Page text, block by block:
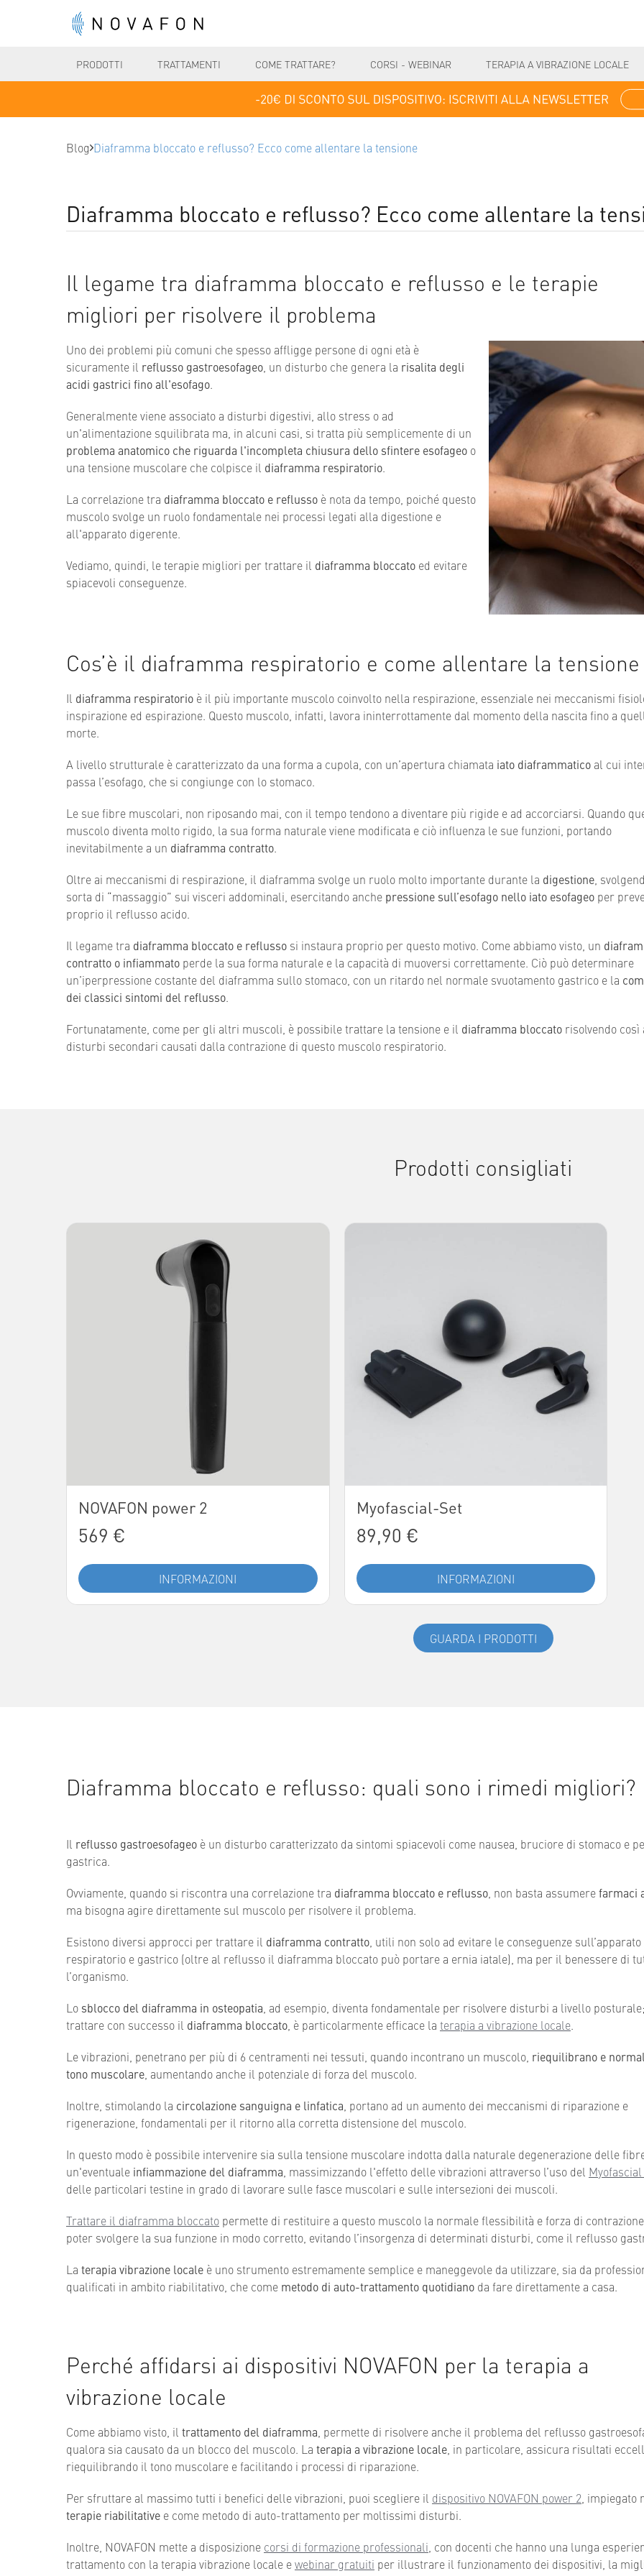
PRODOTTI TRATTAMENTI COME TRATTARE? CORSI - WEBINAR TERAPIA A VIBRAZIONE LOCALE
Blog Diaframma bloccato e reflusso? Ecco come allentare la tensione
Diaframma bloccato e reflusso? Ecco come allentare la
Il legame tra diaframma bloccato e reflusso e le terapie
migliori per risolvere il problema
Uno dei problemi più comuni che spesso affligge persone di ogni età è
sicuramente il reflusso gastroesofageo , un disturbo che genera la risalita degli
acidi gastrici fino all'esofago
Generalmente viene associato a disturbi digestivi, allo stress o ad
un'alimentazione squilibrata ma, in alcuni casi, si tratta più semplicemente di un
problema anatomico che riguarda l'incompleta chiusura dello sfintere esofageo o
una tensione muscolare che colpisce il diaframma respiratorio
La correlazione tra diaframma bloccato e reflusso è nota da tempo, poiché questo
muscolo svolge un ruolo fondamentale nei processi legati alla digestione e
all'apparato digerente.
Vediamo, quindi, le terapie migliori per trattare il diaframma bloccato ed evitare
spiacevoli conseguenze.
Cos’è il diaframma respiratorio e come allentare la tensione
Il diaframma respiratorio è il più importante muscolo coinvolto nella respirazione, essenziale nei meccanismi
inspirazione ed espirazione. Questo muscolo, infatti, lavora ininterrottamente dal momento della nascita fino a
morte.
A livello strutturale è caratterizzato da una forma a cupola, con un’apertura chiamata iato diaframmatico al cui
passa l’esofago, che si congiunge con lo stomaco.
Le sue fibre muscolari, non riposando mai, con il tempo tendono a diventare più rigide e ad accorciarsi. Quando
muscolo diventa molto rigido, la sua forma naturale viene modificata e ciò influenza le sue funzioni, portando
inevitabilmente a un diaframma contratto
Oltre ai meccanismi di respirazione, il diaframma svolge un ruolo molto importante durante la digestione ,
sorta di “massaggio” sui visceri addominali, esercitando anche pressione sull’esofago nello iato esofageo per
proprio il reflusso acido.
Il legame tra diaframma bloccato e reflusso si instaura proprio per questo motivo. Come abbiamo visto, un
contratto o infiammato perde la sua forma naturale e la capacità di muoversi correttamente. Ciò può determinare
un’iperpressione costante del diaframma sullo stomaco, con un ritardo nel normale svuotamento gastrico e la
dei classici sintomi del reflusso
Fortunatamente, come per gli altri muscoli, è possibile trattare la tensione e il diaframma bloccato risolvendo così
disturbi secondari causati dalla contrazione di questo muscolo respiratorio.
Prodotti consigliati
NOVAFON power 2
569 €
INFORMAZIONI
Myofascial-Set
89,90 €
INFORMAZIONI
GUARDA I PRODOTTI
Diaframma bloccato e reflusso: quali sono i rimedi migliori?
Il reflusso gastroesofageo è un disturbo caratterizzato da sintomi spiacevoli come nausea, bruciore di stomaco e
gastrica.
Ovviamente, quando si riscontra una correlazione tra diaframma bloccato e reflusso , non basta assumerefarmaci
ma bisogna agire direttamente sul muscolo per risolvere il problema.
Esistono diversi approcci per trattare il diaframma contratto , utili non solo ad evitare le conseguenze sull’apparato
respiratorio e gastrico (oltre al reflusso il diaframma bloccato può portare a ernia iatale), ma per il benessere di
l’organismo.
Lo sblocco del diaframma in osteopatia , ad esempio, diventa fondamentale per risolvere disturbi a livello
trattare con successo il diaframma bloccato , è particolarmente efficace la terapia a vibrazione locale
Le vibrazioni, penetrano per più di 6 centramenti nei tessuti, quando incontrano un muscolo, riequilibrano e
tono muscolare , aumentando anche il potenziale di forza del muscolo.
Inoltre, stimolando la circolazione sanguigna e linfatica , portano ad un aumento dei meccanismi di riparazione e
rigenerazione, fondamentali per il ritorno alla corretta distensione del muscolo.
In questo modo è possibile intervenire sia sulla tensione muscolare indotta dalla naturale degenerazione delle
un'eventuale infiammazione del diaframma , massimizzando l'effetto delle vibrazioni attraverso l’uso del
delle particolari testine in grado di lavorare sulle fasce muscolari e sulle intersezioni dei muscoli.
Trattare il diaframma bloccato permette di restituire a questo muscolo la normale flessibilità e forza di
poter svolgere la sua funzione in modo corretto, evitando l’insorgenza di determinati disturbi, come il reflusso
La terapia vibrazione locale è uno strumento estremamente semplice e maneggevole da utilizzare, sia da
qualificati in ambito riabilitativo, che come metodo di auto-trattamento quotidiano da fare direttamente a casa.
Perché affidarsi ai dispositivi NOVAFON per la terapia a
vibrazione locale
Come abbiamo visto, il trattamento del diaframma , permette di risolvere anche il problema del reflusso
qualora sia causato da un blocco del muscolo. La terapia a vibrazione locale , in particolare, assicura risultati
riequilibrando il tono muscolare e facilitando i processi di riparazione.
Per sfruttare al massimo tutti i benefici delle vibrazioni, puoi scegliere il dispositivo NOVAFON power 2 , impiegato
terapie riabilitative e come metodo di auto-trattamento per moltissimi disturbi.
Inoltre, NOVAFON mette a disposizione corsi di formazione professionali , con docenti che hanno una lunga
trattamento con la terapia vibrazione locale ewebinar gratuiti per illustrare il funzionamento dei dispositivi, la